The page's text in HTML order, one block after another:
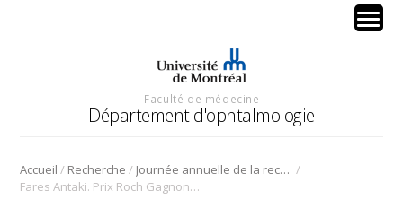
Faculté de médecine
Département d'ophtalmologie
Accueil / Recherche / Journée annuelle de la recherche en ophtalmologie de l’Université de Montréal /
Fares Antaki. Prix Roch Gagnon, meilleure présentation orale chez les résidents et moniteurs cliniques. 2021